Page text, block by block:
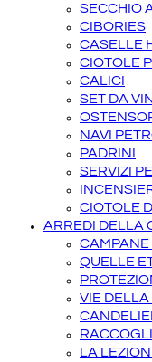
SECCHIO
CIBORIES
CASELLE
CIOTOLE
CALICI
SET DA
NAVI
PADRINI
SERVIZI
CIOTOLE
ARREDI DELLA
CAMPANE
QUELLE
VIE DELLA
LA